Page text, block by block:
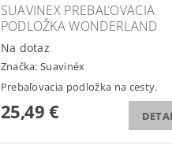
SUAVINEX PREBAĽOVACIA
PODLOŽKA WONDERLAND
Na dotaz
Značka:Suavinéx
Prebaľovacia podložka na cesty.
25,49 €